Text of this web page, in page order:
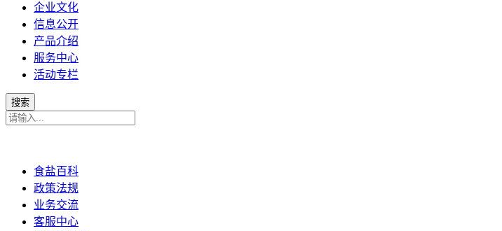
企业文化
信息公开
产品介绍
服务中心
活动专栏
食盐百科
政策法规
业务交流
客服中心